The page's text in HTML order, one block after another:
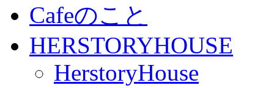
Cafeのこと
HERSTORYHOUSE
HerstoryHouse